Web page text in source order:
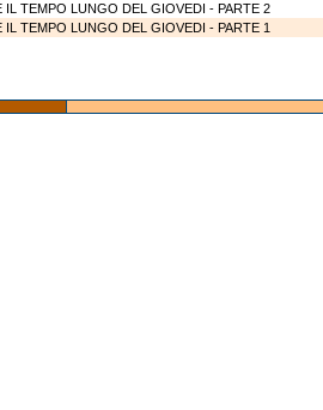
IL TEMPO LUNGO DEL GIOVEDI - PARTE 2
IL TEMPO LUNGO DEL GIOVEDI - PARTE 1